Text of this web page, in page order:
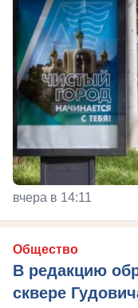
вчера в 14:11
Общество
В редакцию
сквере